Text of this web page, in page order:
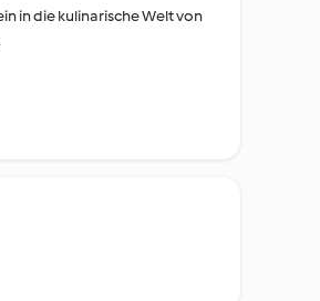
in die kulinarische Welt von